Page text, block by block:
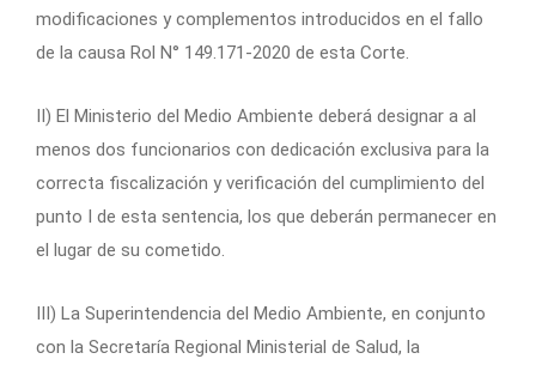
modificaciones y complementos introducidos en el fallo
de la causa Rol N° 149.171-2020 de esta Corte.
II) El Ministerio del Medio Ambiente deberá designar a al
menos dos funcionarios con dedicación exclusiva para la
correcta fiscalización y verificación del cumplimiento del
punto I de esta sentencia, los que deberán permanecer en
el lugar de su cometido.
III) La Superintendencia del Medio Ambiente, en conjunto
con la Secretaría Regional Ministerial de Salud, la